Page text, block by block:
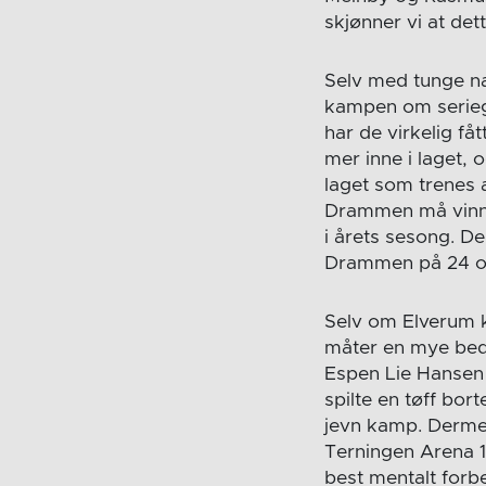
skjønner vi at
Selv med tunge
kampen om
har de virkelig
mer inne i laget,
laget som trenes
Drammen må
i årets sesong.
Drammen på 24
Selv om Elverum
måter en mye
Espen Lie
spilte en tøff
jevn kamp.
Terningen Arena
best mentalt